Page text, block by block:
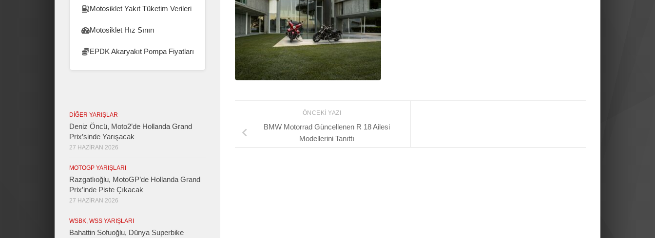
ÖNCEKI YAZI
BMW Motorrad Güncellenen R 18 Ailesi
Modellerini Tanıttı
Motosiklet Yakıt Tüketim Verileri
Motosiklet Hız Sınırı
EPDK Akaryakıt Pompa Fiyatları
DIĞER YARIŞLAR
Deniz Öncü, Moto2’de Hollanda Grand
Prix’sinde Yarışacak
27 HAZIRAN 2026
MOTOGP YARIŞLARI
Razgatlıoğlu, MotoGP’de Hollanda Grand
Prix’inde Piste Çıkacak
27 HAZIRAN 2026
WSBK, WSS YARIŞLARI
Bahattin Sofuoğlu, Dünya Superbike